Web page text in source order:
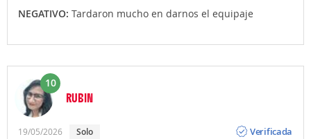
NEGATIVO: Tardaron mucho en darnos el equipaje
10
RUBIN
19/05/2026 Solo
Verificada